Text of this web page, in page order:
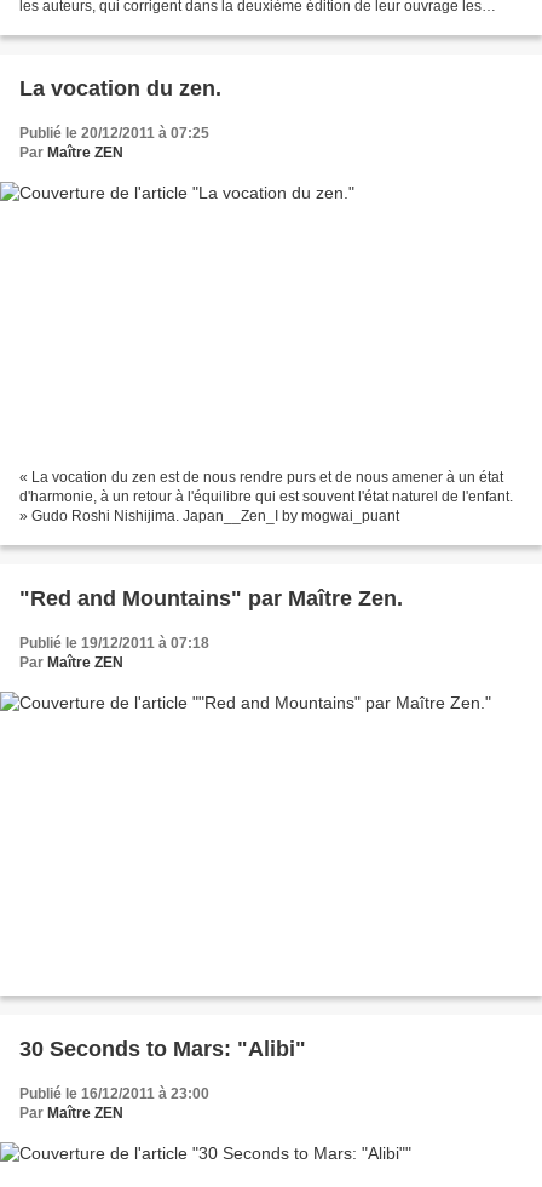
les auteurs, qui corrigent dans la deuxième édition de leur ouvrage les
La vocation du zen.
Publié le 20/12/2011 à 07:25
Par Maître ZEN
« La vocation du zen est de nous rendre purs et de nous amener à un état
d'harmonie, à un retour à l'équilibre qui est souvent l'état naturel de l'enfant.
» Gudo Roshi Nishijima. Japan__Zen_I by mogwai_puant
"Red and Mountains" par Maître Zen.
Publié le 19/12/2011 à 07:18
Par Maître ZEN
30 Seconds to Mars: "Alibi"
Publié le 16/12/2011 à 23:00
Par Maître ZEN